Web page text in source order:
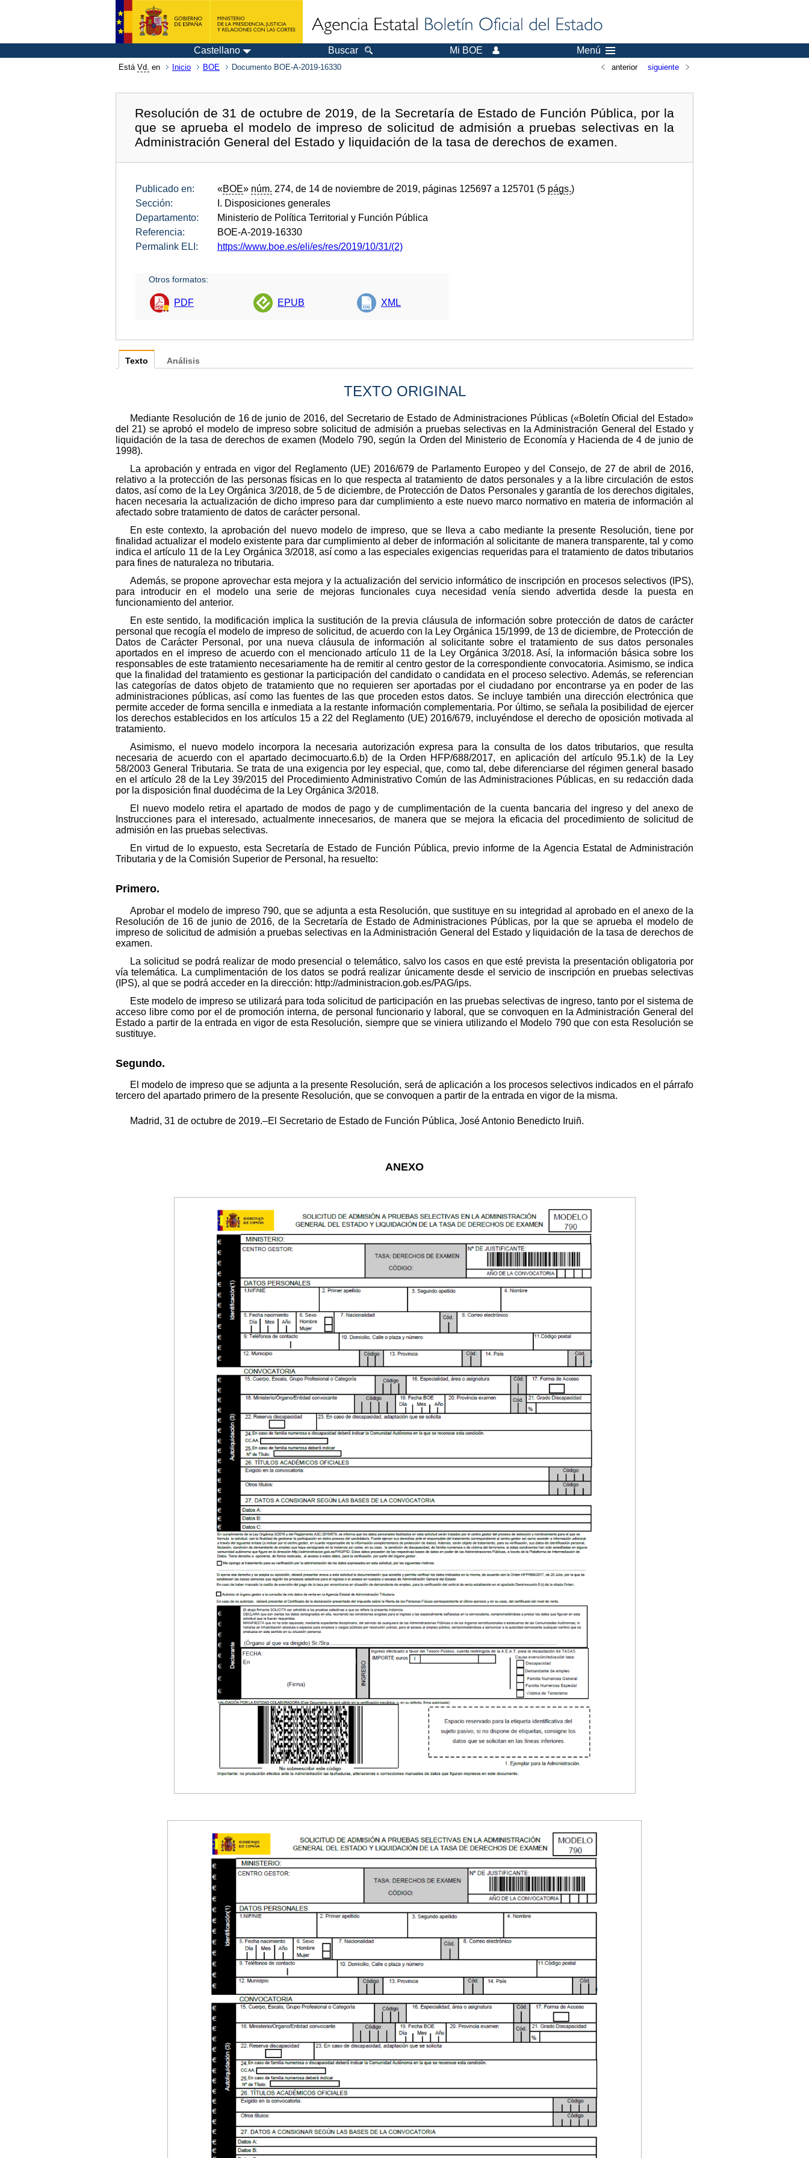
Castellano Buscar Mi BOE Menú
Está Vd. en Inicio BOE Documento BOE-A-2019-16330 anterior siguiente
Resolución de 31 de octubre de 2019, de la Secretaría de Estado de Función Pública, por la
que se aprueba el modelo de impreso de solicitud de admisión a pruebas selectivas en la
Administración General del Estado y liquidación de la tasa de derechos de examen.
Publicado en: «BOE» núm. 274, de 14 de noviembre de 2019, páginas 125697 a 125701 (5 págs.)
Sección:
I. Disposiciones generales
Departamento:
Ministerio de Política Territorial y Función Pública
Referencia:
BOE-A-2019-16330
Permalink ELI:
https://www.boe.es/eli/es/res/2019/10/31/(2)
Otros formatos:
PDF EPUB XML
Texto
TEXTO ORIGINAL
Mediante Resolución de 16 de junio de 2016, del Secretario de Estado de Administraciones Públicas («Boletín Oficial del Estado»
del 21) se aprobó el modelo de impreso sobre solicitud de admisión a pruebas selectivas en la Administración General del Estado y
liquidación de la tasa de derechos de examen (Modelo 790, según la Orden del Ministerio de Economía y Hacienda de 4 de junio de
1998).
La aprobación y entrada en vigor del Reglamento (UE) 2016/679 de Parlamento Europeo y del Consejo, de 27 de abril de 2016,
relativo a la protección de las personas físicas en lo que respecta al tratamiento de datos personales y a la libre circulación de estos
datos, así como de la Ley Orgánica 3/2018, de 5 de diciembre, de Protección de Datos Personales y garantía de los derechos digitales,
hacen necesaria la actualización de dicho impreso para dar cumplimiento a este nuevo marco normativo en materia de información al
afectado sobre tratamiento de datos de carácter personal.
En este contexto, la aprobación del nuevo modelo de impreso, que se lleva a cabo mediante la presente Resolución, tiene por
finalidad actualizar el modelo existente para dar cumplimiento al deber de información al solicitante de manera transparente, tal y como
indica el artículo 11 de la Ley Orgánica 3/2018, así como a las especiales exigencias requeridas para el tratamiento de datos tributarios
para fines de naturaleza no tributaria.
Además, se propone aprovechar esta mejora y la actualización del servicio informático de inscripción en procesos selectivos (IPS),
para introducir en el modelo una serie de mejoras funcionales cuya necesidad venía siendo advertida desde la puesta en
funcionamiento del anterior.
En este sentido, la modificación implica la sustitución de la previa cláusula de información sobre protección de datos de carácter
personal que recogía el modelo de impreso de solicitud, de acuerdo con la Ley Orgánica 15/1999, de 13 de diciembre, de Protección de
Datos de Carácter Personal, por una nueva cláusula de información al solicitante sobre el tratamiento de sus datos personales
aportados en el impreso de acuerdo con el mencionado artículo 11 de la Ley Orgánica 3/2018. Así, la información básica sobre los
responsables de este tratamiento necesariamente ha de remitir al centro gestor de la correspondiente convocatoria. Asimismo, se indica
que la finalidad del tratamiento es gestionar la participación del candidato o candidata en el proceso selectivo. Además, se referencian
las categorías de datos objeto de tratamiento que no requieren ser aportadas por el ciudadano por encontrarse ya en poder de las
administraciones públicas, así como las fuentes de las que proceden estos datos. Se incluye también una dirección electrónica que
permite acceder de forma sencilla e inmediata a la restante información complementaria. Por último, se señala la posibilidad de ejercer
los derechos establecidos en los artículos 15 a 22 del Reglamento (UE) 2016/679, incluyéndose el derecho de oposición motivada al
tratamiento.
Asimismo, el nuevo modelo incorpora la necesaria autorización expresa para la consulta de los datos tributarios, que resulta
necesaria de acuerdo con el apartado decimocuarto.6.b) de la Orden HFP/688/2017, en aplicación del artículo 95.1.k) de la Ley
58/2003 General Tributaria. Se trata de una exigencia por ley especial, que, como tal, debe diferenciarse del régimen general basado
en el artículo 28 de la Ley 39/2015 del Procedimiento Administrativo Común de las Administraciones Públicas, en su redacción dada
por la disposición final duodécima de la Ley Orgánica 3/2018.
El nuevo modelo retira el apartado de modos de pago y de cumplimentación de la cuenta bancaria del ingreso y del anexo de
Instrucciones para el interesado, actualmente innecesarios, de manera que se mejora la eficacia del procedimiento de solicitud de
admisión en las pruebas selectivas.
En virtud de lo expuesto, esta Secretaría de Estado de Función Pública, previo informe de la Agencia Estatal de Administración
Tributaria y de la Comisión Superior de Personal, ha resuelto:
Primero.
Aprobar el modelo de impreso 790, que se adjunta a esta Resolución, que sustituye en su integridad al aprobado en el anexo de la
Resolución de 16 de junio de 2016, de la Secretaría de Estado de Administraciones Públicas, por la que se aprueba el modelo de
impreso de solicitud de admisión a pruebas selectivas en la Administración General del Estado y liquidación de la tasa de derechos de
examen.
La solicitud se podrá realizar de modo presencial o telemático, salvo los casos en que esté prevista la presentación obligatoria por
vía telemática. La cumplimentación de los datos se podrá realizar únicamente desde el servicio de inscripción en pruebas selectivas
(IPS), al que se podrá acceder en la dirección: http://administracion.gob.es/PAG/ips.
Este modelo de impreso se utilizará para toda solicitud de participación en las pruebas selectivas de ingreso, tanto por el sistema de
acceso libre como por el de promoción interna, de personal funcionario y laboral, que se convoquen en la Administración General del
Estado a partir de la entrada en vigor de esta Resolución, siempre que se viniera utilizando el Modelo 790 que con esta Resolución se
sustituye.
Segundo.
El modelo de impreso que se adjunta a la presente Resolución, será de aplicación a los procesos selectivos indicados en el párrafo
tercero del apartado primero de la presente Resolución, que se convoquen a partir de la entrada en vigor de la misma.
Madrid, 31 de octubre de 2019.–El Secretario de Estado de Función Pública, José Antonio Benedicto Iruiñ.
ANEXO
Análisis